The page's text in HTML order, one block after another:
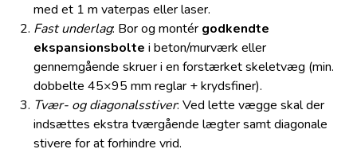
med et 1 m vaterpas eller laser.
Fast underlag: Bor og montér godkendte
ekspansionsbolte i beton/murværk eller
gennemgående skruer i en forstærket skeletvæg (min.
dobbelte 45×95 mm reglar + krydsfiner).
Tvær- og diagonalsstiver: Ved lette vægge skal der
indsættes ekstra tværgående lægter samt diagonale
stivere for at forhindre vrid.